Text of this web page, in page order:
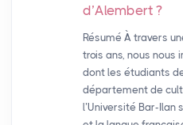
d’Alembert ?
Résumé À travers
trois ans, nous nous
dont les étudiants
département de
l’Université Bar-Ilan